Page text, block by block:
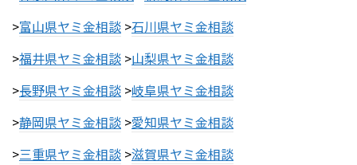
>富山県ヤミ金相談 >石川県ヤミ金相談
>福井県ヤミ金相談 >山梨県ヤミ金相談
>長野県ヤミ金相談 >岐阜県ヤミ金相談
>静岡県ヤミ金相談 >愛知県ヤミ金相談
>三重県ヤミ金相談 >滋賀県ヤミ金相談